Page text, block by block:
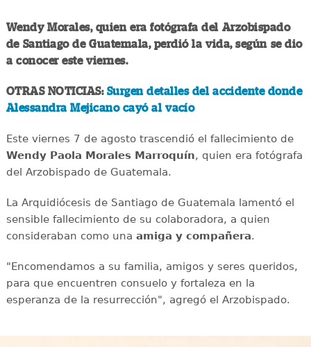
Wendy Morales, quien era fotógrafa del Arzobispado
de Santiago de Guatemala, perdió la vida, según se dio
a conocer este viernes.
OTRAS NOTICIAS: Surgen detalles del accidente donde
Alessandra Mejicano cayó al vacío
Este viernes 7 de agosto trascendió el fallecimiento de
Wendy Paola Morales Marroquín, quien era fotógrafa
del Arzobispado de Guatemala.
La Arquidiócesis de Santiago de Guatemala lamentó el
sensible fallecimiento de su colaboradora, a quien
consideraban como una amiga y compañera.
"Encomendamos a su familia, amigos y seres queridos,
para que encuentren consuelo y fortaleza en la
esperanza de la resurrección", agregó el Arzobispado.